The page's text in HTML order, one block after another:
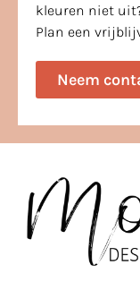
kleuren niet
Plan een
Neem